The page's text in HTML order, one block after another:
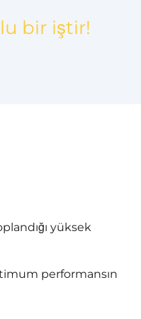
bir iştir!
yüksek
performansın